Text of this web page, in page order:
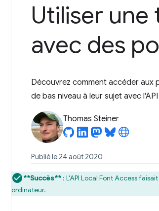
Utiliser
avec des
Découvrez comment accéder aux
de bas niveau à leur sujet avec
Thomas Steiner
Publié le 24 août 2020
**Succès** : L'API Local Font Access
ordinateur.